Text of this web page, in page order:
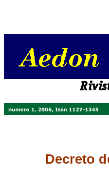
Decreto